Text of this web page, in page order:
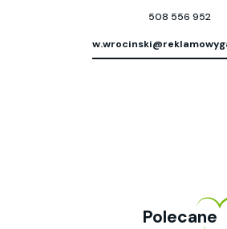
508 556 952
Polecane